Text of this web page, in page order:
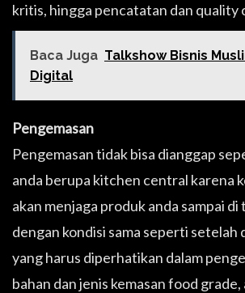
kritis, hingga pencatatan dan quality
Baca Juga Talkshow Bisnis
Digital
Pengemasan
Pengemasan tidak bisa dianggap
anda berupa kitchen central karena
akan menjaga produk anda sampai
dengan kondisi sama seperti setelah
yang harus diperhatikan dalam
bahan dan jenis kemasan food grade,